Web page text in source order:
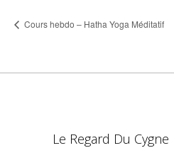
Cours hebdo – Hatha Yoga Méditatif
Le Regard Du Cygne